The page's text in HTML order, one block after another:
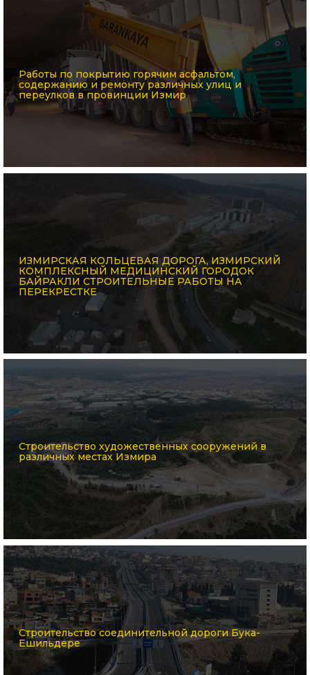
Работы по покрытию горячим асфальтом,
содержанию и ремонту различных улиц и
переулков в провинции Измир
ИЗМИРСКАЯ КОЛЬЦЕВАЯ ДОРОГА, ИЗМИРСКИЙ
КОМПЛЕКСНЫЙ МЕДИЦИНСКИЙ ГОРОДОК
БАЙРАКЛИ СТРОИТЕЛЬНЫЕ РАБОТЫ НА
ПЕРЕКРЕСТКЕ
Строительство художественных сооружений в
различных местах Измира
Строительство соединительной дороги Бука-
Ешильдере